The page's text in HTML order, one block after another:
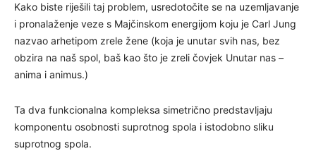
Kako biste riješili taj problem, usredotočite se na uzemljavanje
i pronalaženje veze s Majčinskom energijom koju je Carl Jung
nazvao arhetipom zrele žene (koja je unutar svih nas, bez
obzira na naš spol, baš kao što je zreli čovjek Unutar nas –
anima i animus.)
Ta dva funkcionalna kompleksa simetrično predstavljaju
komponentu osobnosti suprotnog spola i istodobno sliku
suprotnog spola.